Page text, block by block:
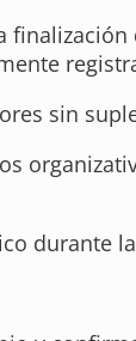
sin
durante